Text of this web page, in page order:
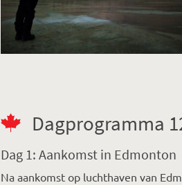
Dagprogramma
Dag 1: Aankomst in Edmonton
Na aankomst op luchthaven van